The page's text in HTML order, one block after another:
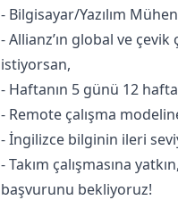
- Bilgisayar/Yazılım
- Allianz’ın global ve
istiyorsan,
- Haftanın 5 günü 12
- Remote çalışma
- İngilizce bilginin ileri
- Takım çalışmasına
başvurunu bekliyoruz!